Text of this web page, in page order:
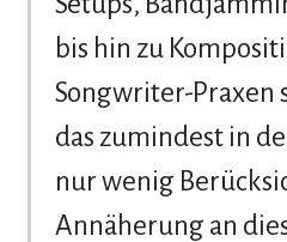
bis hin zu
Songwriter-Praxen
das zumindest in
nur wenig
Annäherung an